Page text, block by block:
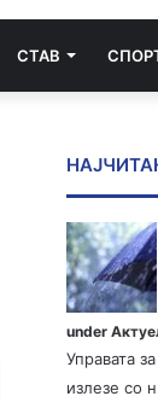
СТАВ
under
Управата
излезе со